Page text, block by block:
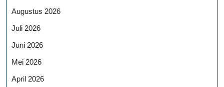
Augustus 2026
Juli 2026
Juni 2026
Mei 2026
April 2026